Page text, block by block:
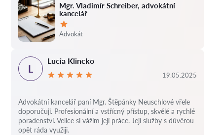
Mgr. Vladimír Schreiber, advokátní
kancelář
Hodnocení:
Advokát
L
Lucia Klincko
19.05.2025
Advokátní kancelář paní Mgr. Štěpánky Neuschlové vřele
doporučuji. Profesionální a vstřícný přístup, skvělé a rychlé
poradenství. Velice si vážím její práce. Její služby s důvěrou
opět ráda využiji.